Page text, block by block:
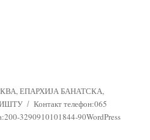
ЕПАРХИЈА БАНАТСКА,
Контакт телефон:065
3290910101844-90WordPress